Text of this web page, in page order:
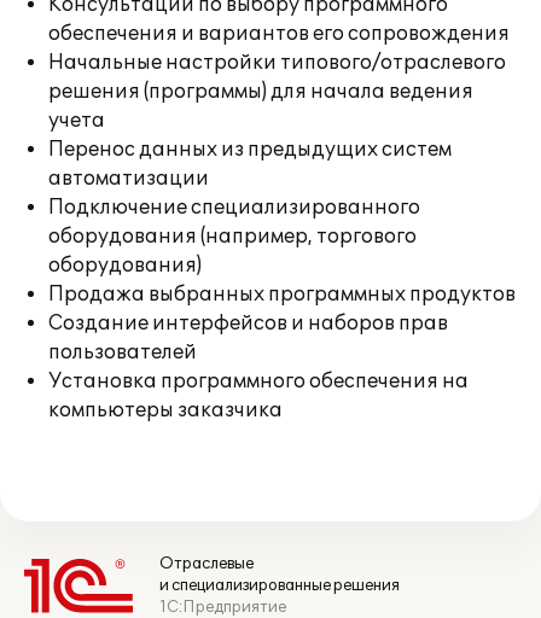
Консультации по выбору программного
обеспечения и вариантов его сопровождения
Начальные настройки типового/отраслевого
решения (программы) для начала ведения
учета
Перенос данных из предыдущих систем
автоматизации
Подключение специализированного
оборудования (например, торгового
оборудования)
Продажа выбранных программных продуктов
Создание интерфейсов и наборов прав
пользователей
Установка программного обеспечения на
компьютеры заказчика
Отраслевые
и специализированные решения
1С:Предприятие